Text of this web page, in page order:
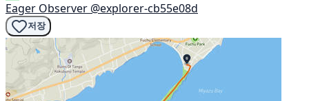
Eager Observer @explorer-cb55e08d
저장